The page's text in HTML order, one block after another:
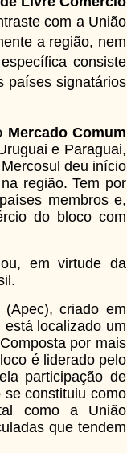
com a União
a região, nem
consiste
países signatários
Mercado Comum
e Paraguai,
deu início
região. Tem por
membros e,
do bloco com
em virtude da
(Apec), criado em
localizado um
por mais
é liderado pelo
participação de
constituiu como
como a União
que tendem